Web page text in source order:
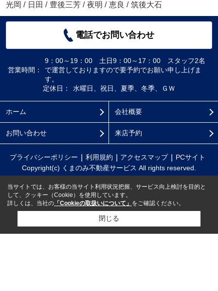
光岡 / 日田 / 豊後三芳 / 夜明 / 恵良 / 筑後大石
電話でお問い合わせ
営業時間：
9：00～19：00 土日9：00～17：00 スタッフ2名
で運営しておりますので要予約でお願い申し上げま
す。
定休日：
水曜日、祝日、夏季、冬季、ＧＷ
ホーム 会社概要
お問い合わせ 来店予約
プライバシーポリシー 利用規約 アクセスマップ
PCサイト
Copyright(c) くまのみ不動産サービス All rights reserved.
当サイトでは、お客様の当サイト利用状況把握、サービス向上検討を目的と
して、クッキー（Cookie）を使用しています。
詳しくは、当社の 「Cookieの取扱いについて」 をご確認ください。
閉じる